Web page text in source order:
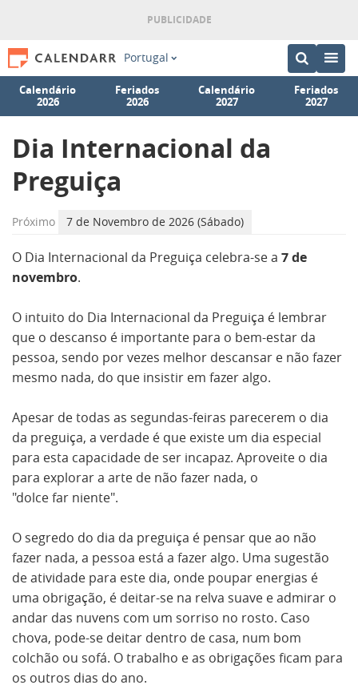
Portugal
Calendário
2026
Feriados
2026
Calendário
2027
Feriados
2027
Dia Internacional da
Preguiça
Próximo 7 de Novembro de 2026 (Sábado)
O Dia Internacional da Preguiça celebra-se a 7 de
novembro.
O intuito do Dia Internacional da Preguiça é lembrar
que o descanso é importante para o bem-estar da
pessoa, sendo por vezes melhor descansar e não fazer
mesmo nada, do que insistir em fazer algo.
Apesar de todas as segundas-feiras parecerem o dia
da preguiça, a verdade é que existe um dia especial
para esta capacidade de ser incapaz. Aproveite o dia
para explorar a arte de não fazer nada, o
"dolce far niente".
O segredo do dia da preguiça é pensar que ao não
fazer nada, a pessoa está a fazer algo. Uma sugestão
de atividade para este dia, onde poupar energias é
uma obrigação, é deitar-se na relva suave e admirar o
andar das nuvens com um sorriso no rosto. Caso
chova, pode-se deitar dentro de casa, num bom
colchão ou sofá. O trabalho e as obrigações ficam para
os outros dias do ano.